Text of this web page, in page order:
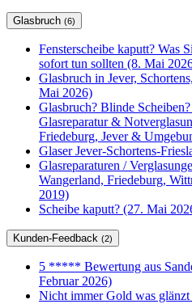
Glasbruch (6)
Fensterscheibe kaputt? Was
sofort tun sollten (8. Mai
Glasbruch in Jever,
Mai 2026)
Glasbruch? Blinde
Glasreparatur &
Friedeburg, Jever &
Glaser Jever-Schortens-
Glasreparaturen /
Wangerland, Friedeburg,
2019)
Scheibe kaputt? (27. Mai
Kunden-Feedback (2)
5 ***** Bewertung aus
Februar 2026)
Nicht immer Gold was